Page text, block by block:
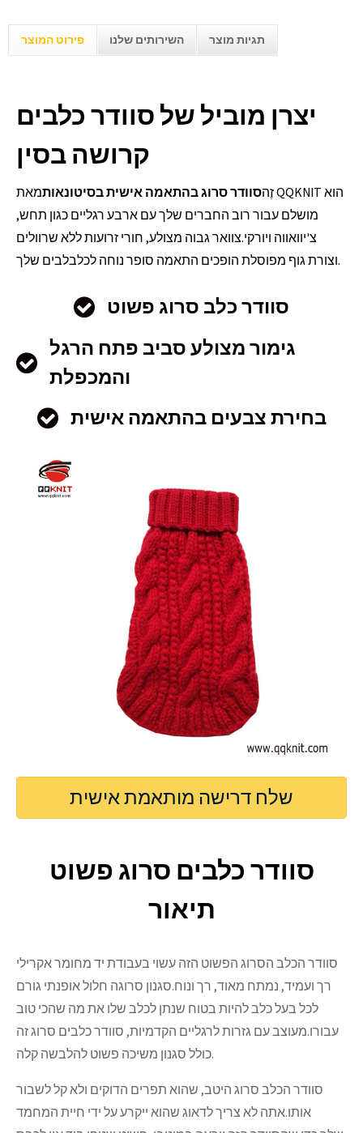
פירוט המוצר השירותים שלנו תגיות מוצר
יצרן מוביל של סוודר כלבים
קרושה בסין
זֶהסוודר סרוג בהתאמה אישית בסיטונאותמאת QQKNIT הוא
מושלם עבור רוב החברים שלך עם ארבע רגליים כגון תחש,
צ'יוואווה ויורקי.צוואר גבוה מצולע, חורי זרועות ללא שרוולים
וצורת גוף מפוסלת הופכים התאמה סופר נוחה לכלבלבים שלך.
סוודר כלב סרוג פשוט
גימור מצולע סביב פתח הרגל
והמכפלת
בחירת צבעים בהתאמה אישית
שלח דרישה מותאמת אישית
סוודר כלבים סרוג פשוט
תיאור
סוודר הכלב הסרוג הפשוט הזה עשוי בעבודת יד מחומר אקרילי
רך ועמיד, נמתח מאוד, רך ונוח.סגנון סרוגה חלול אופנתי גורם
לכל בעל כלב להיות בטוח שנתן לכלב שלו את מה שהכי טוב
עבורו.מעוצב עם גזרות לרגליים הקדמיות, סוודר כלבים סרוג זה
כולל סגנון משיכה פשוט להלבשה קלה.
סוודר הכלב סרוג היטב, שהוא תפרים הדוקים ולא קל לשבור
אותו.אתה לא צריך לדאוג שהוא ייקרע על ידי חיית המחמד